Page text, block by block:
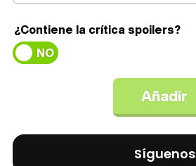
¿Contiene la crítica spoilers?
Síguenos